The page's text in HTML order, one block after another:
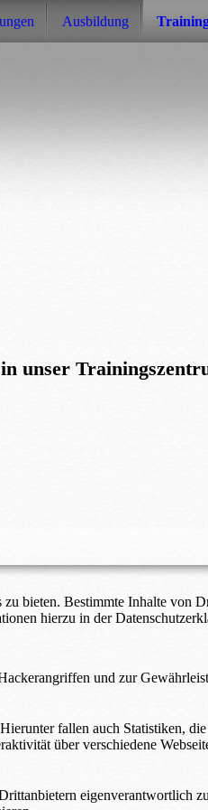
Ausbildung
unser
bieten. Bestimmte Inhalte
hierzu in der
und zur
fallen auch Statistiken,
über verschiedene
eigenverantwortlich